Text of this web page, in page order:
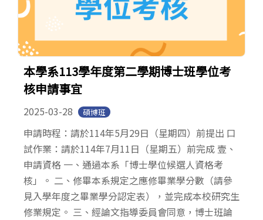
本學系113學年度第二學期博士班學位考
核申請事宜
2025-03-28 碩博班
申請時程：請於114年5月29日（星期四）前提出 口
試作業：請於114年7月11日（星期五）前完成 壹、
申請資格 一、通過本系「博士學位候選人資格考
核」。 二、修畢本系規定之應修畢業學分數（請參
見入學年度之畢業學分認定表），並完成本校研究生
修業規定。 三、經論文指導委員會同意，博士班論